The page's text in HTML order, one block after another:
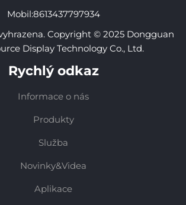
Mobil:8613437797934
Copyright © 2025 Dongguan
Display Technology Co., Ltd.
Rychlý odkaz
Informace o nás
Produkty
Služba
Novinky&Videa
Aplikace